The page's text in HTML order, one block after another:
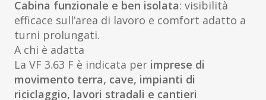
Cabina funzionale e ben isolata: visibilità
efficace sull’area di lavoro e comfort adatto a
turni prolungati.
A chi è adatta
La VF 3.63 F è indicata per imprese di
movimento terra, cave, impianti di
riciclaggio, lavori stradali e cantieri